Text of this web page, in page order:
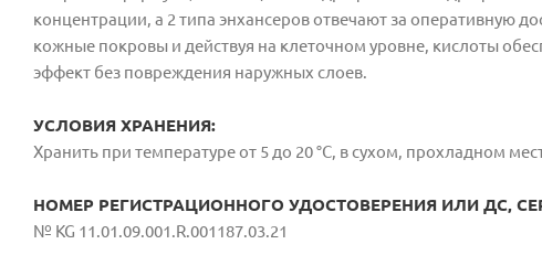
концентрации, а 2 типа энхансеров отвечают за оперативную
кожные покровы и действуя на клеточном уровне, кислоты
эффект без повреждения наружных слоев.
УСЛОВИЯ ХРАНЕНИЯ:
Хранить при температуре от 5 до 20 °С, в сухом, прохладном
НОМЕР РЕГИСТРАЦИОННОГО УДОСТОВЕРЕНИЯ ИЛИ ДС,
№ KG 11.01.09.001.R.001187.03.21